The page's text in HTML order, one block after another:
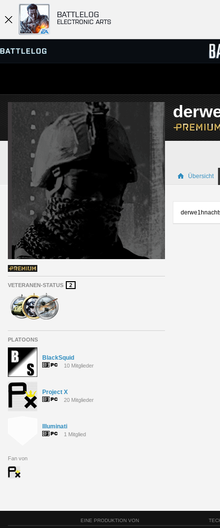
BATTLELOG
ELECTRONIC ARTS
SERVER-BROWSER
MATCHES
VETERANEN-STATUS 2
PLATOONS
BlackSquid
10 Mitglieder
Project X
20 Mitglieder
Illuminati
1 Mitglied
Fan von
Übersicht
EINE PRODUKTION VON